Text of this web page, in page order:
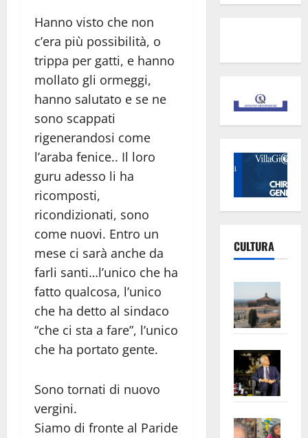
Hanno visto che non
c’era più possibilità, o
trippa per gatti, e hanno
mollato gli ormeggi,
hanno salutato e se ne
sono scappati
rigenerandosi come
l’araba fenice.. Il loro
guru adesso li ha
ricomposti,
ricondizionati, sono
come nuovi. Entro un
mese ci sarà anche da
farli santi…l’unico che ha
fatto qualcosa, l’unico
che ha detto al sindaco
“che ci sta a fare”, l’unico
che ha portato gente.
Sono tornati di nuovo
vergini.
Siamo di fronte al Paride
CULTURA
apre